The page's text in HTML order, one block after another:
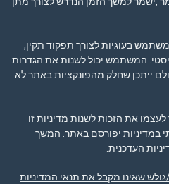
בעוגיות לצורך תפקוד תקין,
המשתמש יכול לשנות את הגדרות
ייתכן שחלק מהפונקציות באתר לא
את הזכות לשנות מדיניות זו
במדיניות יפורסם באתר. המשך
העדכנית.
שאינו מקבל את תנאי המדיניות